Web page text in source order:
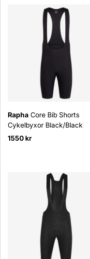
Rapha Core Bib Shorts
Cykelbyxor Black/Black
1550 kr